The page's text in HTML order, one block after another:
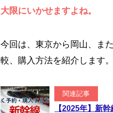
大限にいかせますよね。
今回は、東京から岡山、ま
較、購入方法を紹介します。
関連記事
【2025年】新